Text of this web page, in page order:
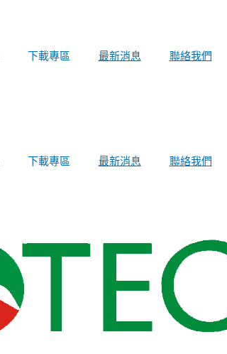
下載專區 最新消息 聯絡我們
下載專區 最新消息 聯絡我們